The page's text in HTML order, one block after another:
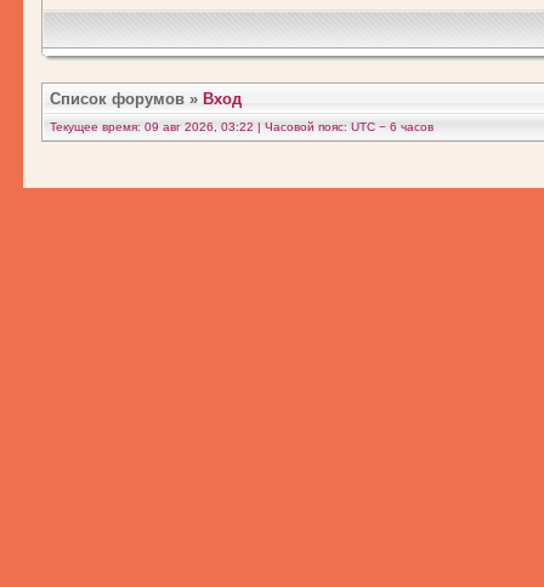
Список форумов » Вход
Текущее время: 09 авг 2026, 03:22 | Часовой пояс: UTC − 6 часов